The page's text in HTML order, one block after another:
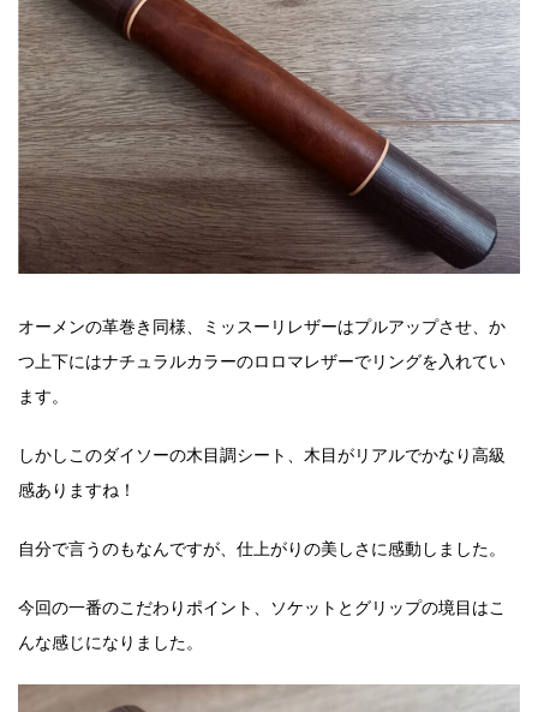
オーメンの革巻き同様、ミッスーリレザーはプルアップさせ、か
つ上下にはナチュラルカラーのロロマレザーでリングを入れてい
ます。
しかしこのダイソーの木目調シート、木目がリアルでかなり高級
感ありますね！
自分で言うのもなんですが、仕上がりの美しさに感動しました。
今回の一番のこだわりポイント、ソケットとグリップの境目はこ
んな感じになりました。